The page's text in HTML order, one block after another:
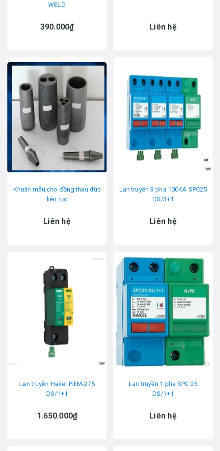
WELD
390.000₫ Liên hệ
Khuân mẫu cho đồng thau đúc
liên tục
Liên hệ
Lan truyền 3 pha 100KA SPC25
DS/3+1
Liên hệ
Lan truyền Hakel PIIIM-275
DS/1+1
1.650.000₫
Lan truyền 1 pha SPC 25
DS/1+1
Liên hệ